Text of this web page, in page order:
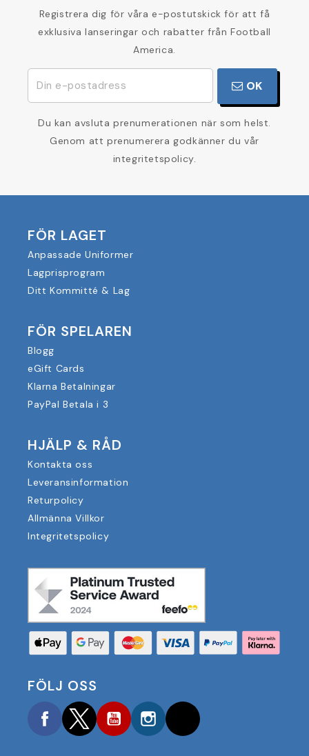
Registrera dig för våra e-postutskick för att få
exklusiva lanseringar och rabatter från Football
America.
OK
Du kan avsluta prenumerationen när som helst.
Genom att prenumerera godkänner du vår
integritetspolicy.
FÖR LAGET
Anpassade Uniformer
Lagprisprogram
Ditt Kommitté & Lag
FÖR SPELAREN
Blogg
eGift Cards
Klarna Betalningar
PayPal Betala i 3
HJÄLP & RÅD
Kontakta oss
Leveransinformation
Returpolicy
Allmänna Villkor
Integritetspolicy
FÖLJ OSS
FacebookTwitterYouTubeInstagram